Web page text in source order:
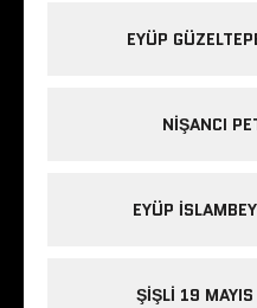
EYÜP
NIŞANCI
EYÜP
ŞIŞLI 19